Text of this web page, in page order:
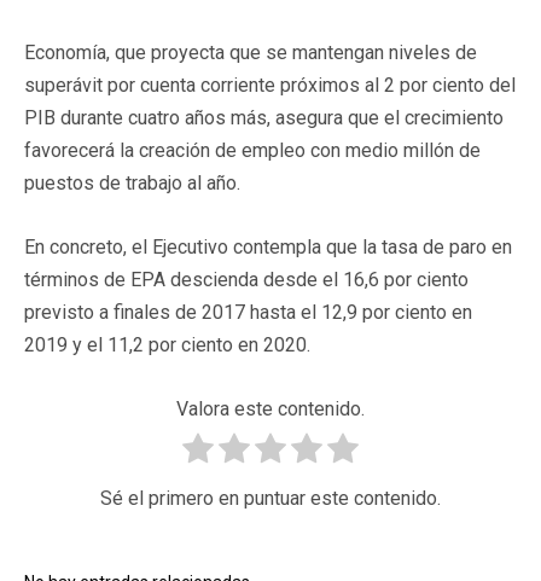
Economía, que proyecta que se mantengan niveles de
superávit por cuenta corriente próximos al 2 por ciento del
PIB durante cuatro años más, asegura que el crecimiento
favorecerá la creación de empleo con medio millón de
puestos de trabajo al año.
En concreto, el Ejecutivo contempla que la tasa de paro en
términos de EPA descienda desde el 16,6 por ciento
previsto a finales de 2017 hasta el 12,9 por ciento en
2019 y el 11,2 por ciento en 2020.
Valora este contenido.
Sé el primero en puntuar este contenido.